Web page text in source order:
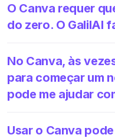
O Canva requer
do zero. O GalilAI
No Canva, às
para começar um
pode me ajudar
Usar o Canva